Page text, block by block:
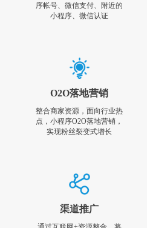
序帐号、微信支付、附近的
小程序、微信认证
O2O落地营销
整合商家资源，面向行业热
点，小程序O2O落地营销，
实现粉丝裂变式增长
渠道推广